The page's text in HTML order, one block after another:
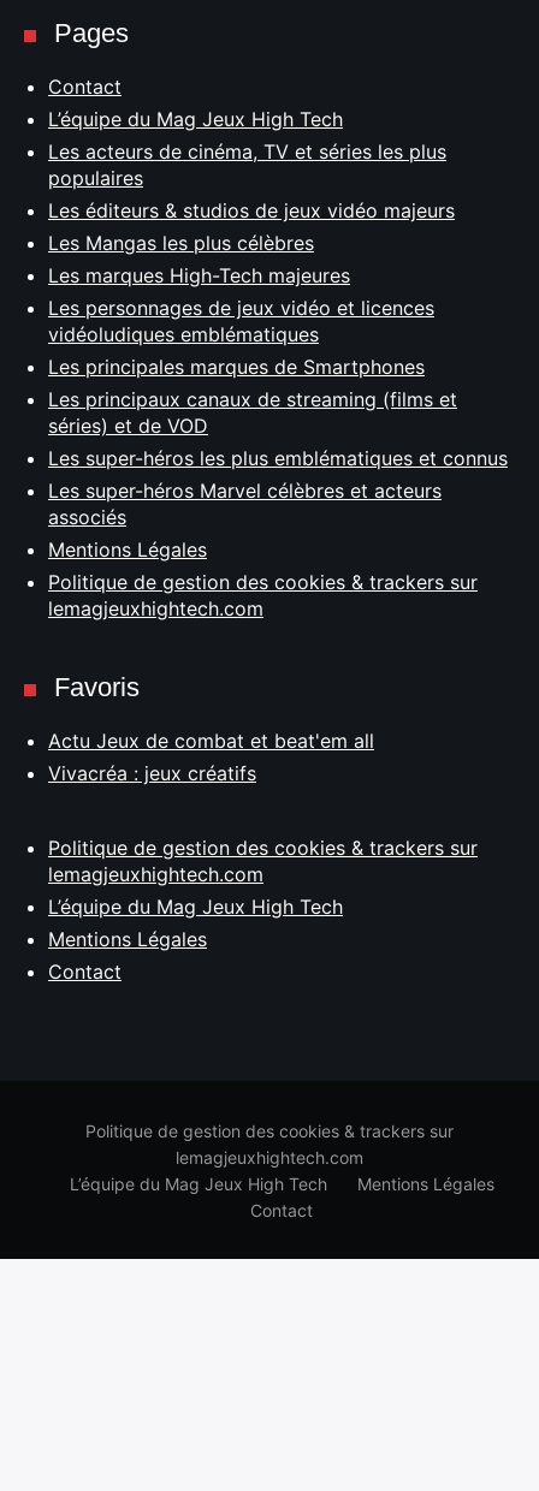
Pages
Contact
L’équipe du Mag Jeux High Tech
Les acteurs de cinéma, TV et séries les plus
populaires
Les éditeurs & studios de jeux vidéo majeurs
Les Mangas les plus célèbres
Les marques High-Tech majeures
Les personnages de jeux vidéo et licences
vidéoludiques emblématiques
Les principales marques de Smartphones
Les principaux canaux de streaming (films et
séries) et de VOD
Les super-héros les plus emblématiques et connus
Les super-héros Marvel célèbres et acteurs
associés
Mentions Légales
Politique de gestion des cookies & trackers sur
lemagjeuxhightech.com
Favoris
Actu Jeux de combat et beat'em all
Vivacréa : jeux créatifs
Politique de gestion des cookies & trackers sur
lemagjeuxhightech.com
L’équipe du Mag Jeux High Tech
Mentions Légales
Contact
Politique de gestion des cookies & trackers sur
lemagjeuxhightech.com
L’équipe du Mag Jeux High Tech
Mentions Légales
Contact